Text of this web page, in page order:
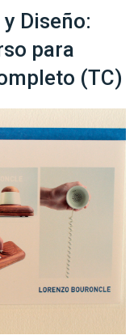
Diseño:
para
(TC)